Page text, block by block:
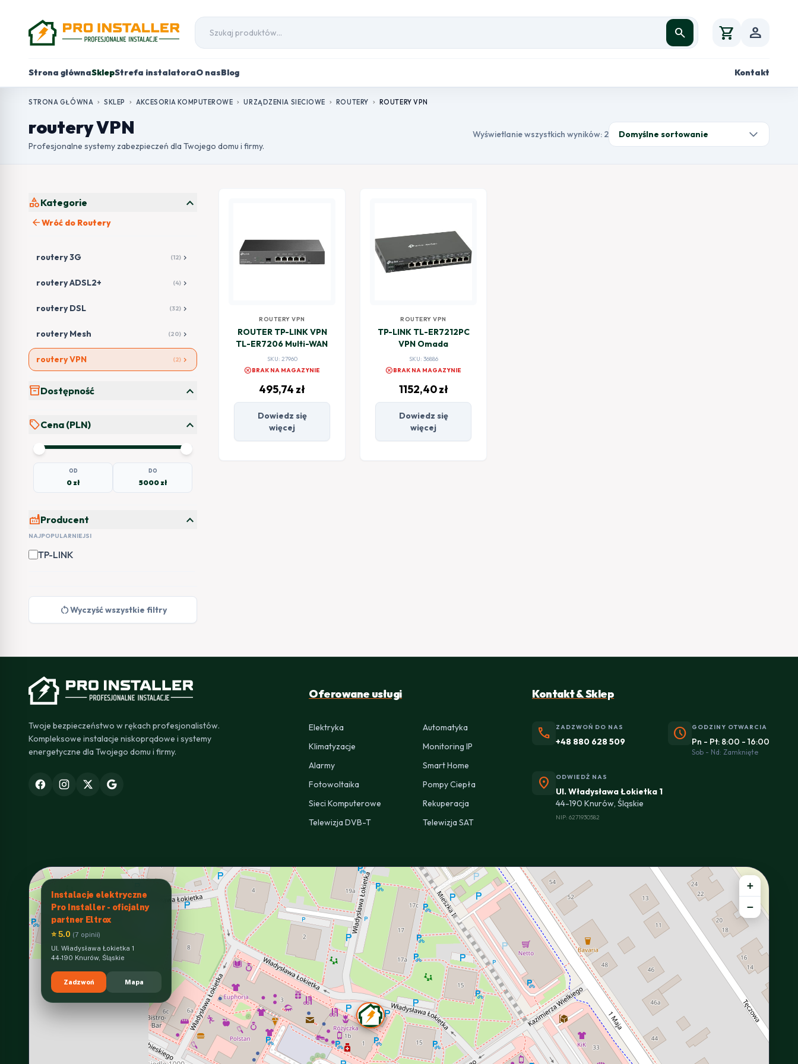
search shopping_cart person
Strona głównaSklepStrefa instalatoraO nasBlog Kontakt
STRONA GŁÓWNA chevron_right SKLEP chevron_right AKCESORIA KOMPUTEROWE chevron_right URZĄDZENIA SIECIOWE chevron_right ROUTERY chevron_right ROUTERY VPN
routery VPN
Profesjonalne systemy zabezpieczeń dla Twojego domu i firmy.
Wyświetlanie wszystkich wyników: 2
categoryKategorie expand_more
arrow_backWróć do Routery
routery 3G (12) chevron_right
routery ADSL2+ (4) chevron_right
routery DSL (32) chevron_right
routery Mesh (20) chevron_right
routery VPN (2) chevron_right
inventory_2Dostępność expand_more
sellCena (PLN) expand_more
OD
0 zł
DO
5000 zł
factoryProducent expand_more
NAJPOPULARNIEJSI
TP-LINK
restart_altWyczyść wszystkie filtry
ROUTERY VPN
ROUTER TP-LINK VPN
TL-ER7206 Multi-WAN
SKU: 27960
cancelBRAK NA MAGAZYNIE
495,74 zł
Dowiedz się
więcej
ROUTERY VPN
TP-LINK TL-ER7212PC
VPN Omada
SKU: 36886
cancelBRAK NA MAGAZYNIE
1152,40zł
Dowiedz się
więcej
Twoje bezpieczeństwo w rękach profesjonalistów.
Kompleksowe instalacje niskoprądowe i systemy
energetyczne dla Twojego domu i firmy.
Oferowane usługi
Elektryka
Automatyka
Klimatyzacje
Monitoring IP
Alarmy
Smart Home
Fotowoltaika
Pompy Ciepła
Sieci Komputerowe
Rekuperacja
Telewizja DVB-T
Telewizja SAT
Kontakt & Sklep
phone ZADZWOŃ DO NAS
+48 880 628 509 schedule GODZINY OTWARCIA
Pn - Pt: 8:00 - 16:00
Sob - Nd: Zamknięte
location_on ODWIEDŹ NAS
Ul. Władysława Łokietka 1
44-190 Knurów, Śląskie
NIP: 6271930582
Instalacje elektryczne
Pro Installer - oficjalny
partner Eltrox
⭐ 5.0 (7 opinii)
Ul. Władysława Łokietka 1
44-190 Knurów, Śląskie
Zadzwoń Mapa
+
−